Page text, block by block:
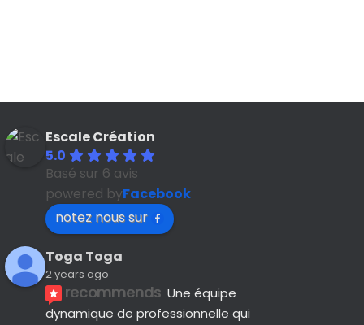
Escale Création
5.0
Basé sur 6 avis
powered byFacebook
notez nous sur
Toga Toga
2 years ago
recommends Une équipe
dynamique de professionnelle qui